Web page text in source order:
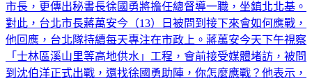
市長，更傳出秘書長徐國勇將擔任總督導一職，坐鎮北北基。
對此，台北市長蔣萬安今（13）日被問到接下來會如何應戰，
他回應，台北隊持續每天專注在市政上。蔣萬安今天下午視察
「士林區溪山里等高地供水」工程，會前接受媒體堵訪，被問
到沈伯洋正式出戰，還找徐國勇助陣，你怎麼應戰？他表示，